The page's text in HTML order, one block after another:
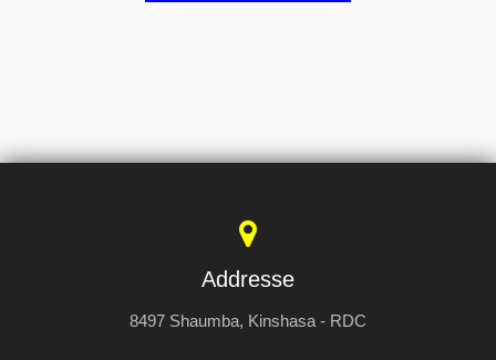
Addresse
8497 Shaumba, Kinshasa - RDC